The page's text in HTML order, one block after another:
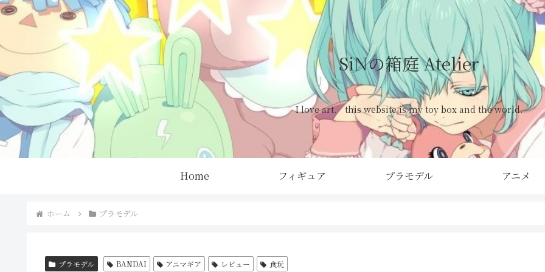
SiNの箱庭 Atelier
I love art. this website is my toy box and the world.
Home フィギュア プラモデル アニメ
ホーム プラモデル
プラモデル BANDAI アニマギア レビュー 食玩